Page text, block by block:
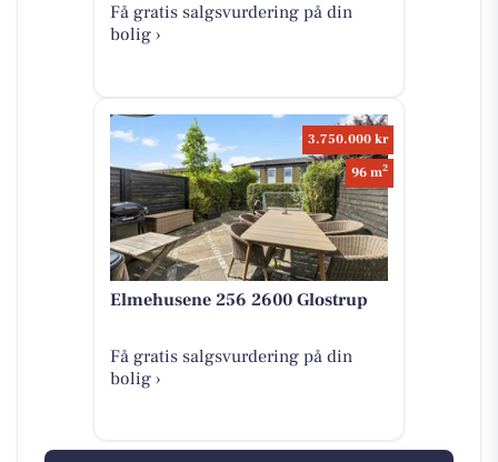
Få gratis salgsvurdering på din
bolig ›
3.750.000 kr
96 m2
Elmehusene 256 2600 Glostrup
Få gratis salgsvurdering på din
bolig ›